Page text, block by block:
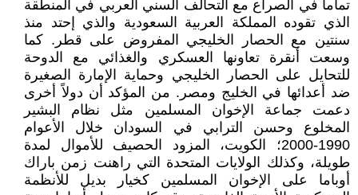
تماماً في الصراع مع التحالف السني العربي في المنطقة
الذي تقوده المملكة العربية السعودية والذي إحتد منذ
سنتين مع الحصار الخليجي المفروض على قطر. كما
وسعت أنقرة تعاونها العسكري والغذائي مع الدوحة
للتحايل على الحصار الخليجي وحماية الإمارة الصغيرة
ضد أعدائها في الخليج ومصر. من المؤكد أن دولاً أخرى
دعمت جماعة الإخوان المسلمين مثل نظام البشير
المخلوع وحسن الترابي في السودان خلال الأعوام
1990-2000؛ الكويت، المزود الحصيف للأموال لمدة
طويلة، وكذلك الولايات المتحدة التي راهنت زمن باراك
أوباما على الإخوان المسلمين كخيار بديل للأنظمة